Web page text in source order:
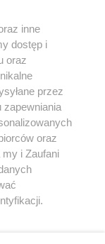
powielany i
sposób (w
polu
w
użycie lub
prawa,
kary i może być
inne
dostęp i
oraz
przez
zapewniania
oraz
my i Zaufani